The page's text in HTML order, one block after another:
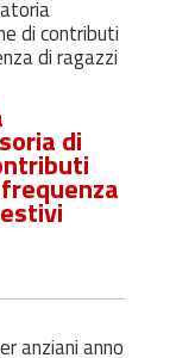
di contributi
di ragazzi
di
anziani anno